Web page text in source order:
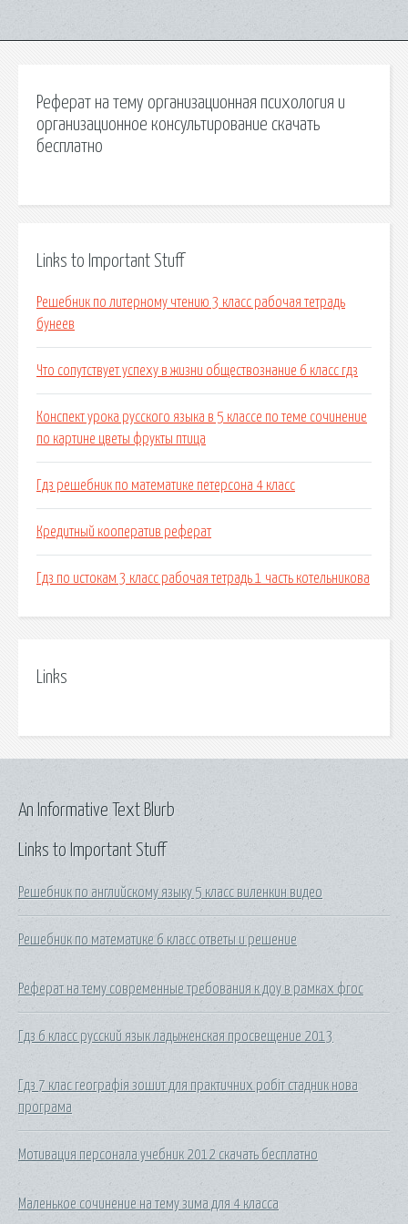
Реферат на тему организационная психология и
организационное консультирование скачать
бесплатно
Links to Important Stuff
Решебник по литерному чтению 3 класс рабочая тетрадь
бунеев
Что сопутствует успеху в жизни обществознание 6 класс гдз
Конспект урока русского языка в 5 классе по теме сочинение
по картине цветы фрукты птица
Гдз решебник по математике петерсона 4 класс
Кредитный кооператив реферат
Гдз по истокам 3 класс рабочая тетрадь 1 часть котельникова
Links
Links to Important Stuff
Решебник по английскому языку 5 класс виленкин видео
Решебник по математике 6 класс ответы и решение
Реферат на тему современные требования к доу в рамках фгос
Гдз 6 класс русский язык ладыженская просвещение 2013
Гдз 7 клас географія зошит для практичних робіт стадник нова
програма
Мотивация персонала учебник 2012 скачать бесплатно
Маленькое сочинение на тему зима для 4 класса
An Informative Text Blurb